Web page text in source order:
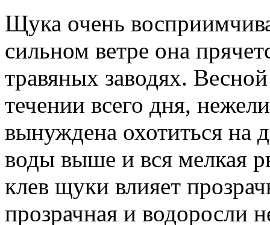
Щука очень
сильном ветре она
травяных заводях.
течении всего дня,
вынуждена охотиться на
воды выше и вся мелкая
клев щуки влияет
прозрачная и водоросли